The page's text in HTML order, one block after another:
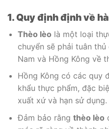
1. Quy định định về
Thèo lèo là một loại
chuyển sẽ phải tuân
Nam và Hồng Kông về
Hồng Kông có các quy
khẩu thực phẩm, đặc
xuất xứ và hạn sử dụng.
Đảm bảo rằng thèo lèo